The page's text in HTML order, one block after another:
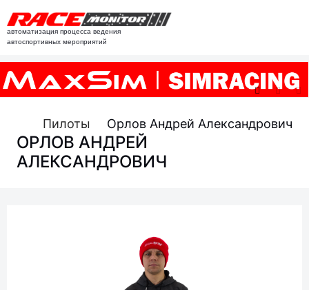
автоматизация процесса ведения
автоспортивных мероприятий
Пилоты Орлов Андрей Александрович
ОРЛОВ АНДРЕЙ
АЛЕКСАНДРОВИЧ